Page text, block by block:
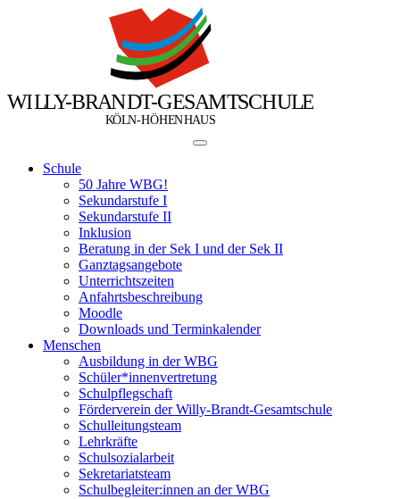
WILLY-BRANDT-GESAMTSCHULE
KÖLN-HÖHENHAUS
Schule
50 Jahre WBG!
Sekundarstufe I
Sekundarstufe II
Inklusion
Beratung in der Sek I und der Sek II
Ganztagsangebote
Unterrichtszeiten
Anfahrtsbeschreibung
Moodle
Downloads und Terminkalender
Menschen
Ausbildung in der WBG
Schüler*innenvertretung
Schulpflegschaft
Förderverein der Willy-Brandt-Gesamtschule
Schulleitungsteam
Lehrkräfte
Schulsozialarbeit
Sekretariatsteam
Schulbegleiter:innen an der WBG